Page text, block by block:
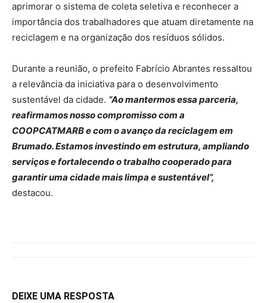
aprimorar o sistema de coleta seletiva e reconhecer a
importância dos trabalhadores que atuam diretamente na
reciclagem e na organização dos resíduos sólidos.
Durante a reunião, o prefeito Fabrício Abrantes ressaltou
a relevância da iniciativa para o desenvolvimento
sustentável da cidade. “Ao mantermos essa parceria,
reafirmamos nosso compromisso com a
COOPCATMARB e com o avanço da reciclagem em
Brumado. Estamos investindo em estrutura, ampliando
serviços e fortalecendo o trabalho cooperado para
garantir uma cidade mais limpa e sustentável”,
destacou.
DEIXE UMA RESPOSTA